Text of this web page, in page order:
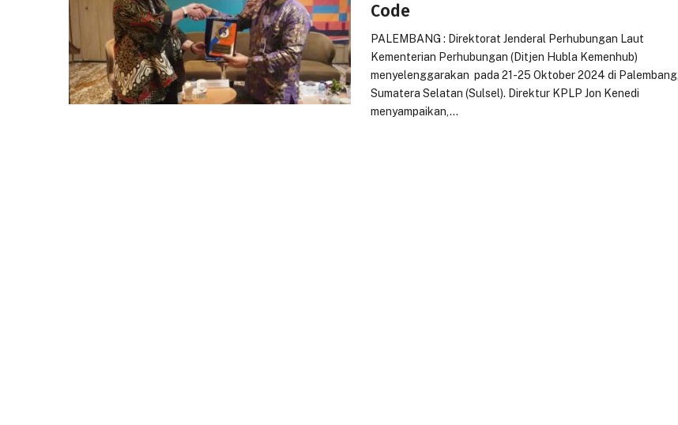
Code
PALEMBANG : Direktorat Jenderal Perhubungan Laut
Kementerian Perhubungan (Ditjen Hubla Kemenhub)
menyelenggarakan pada 21-25 Oktober 2024 di Palembang,
Sumatera Selatan (Sulsel). Direktur KPLP Jon Kenedi
menyampaikan,…